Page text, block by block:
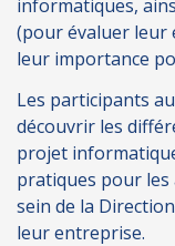
informatiques,
(pour évaluer leur
leur importance
Les participants
découvrir les
projet
pratiques pour
sein de la
leur entreprise.